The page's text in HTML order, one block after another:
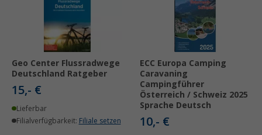
Geo Center Flussradwege
Deutschland Ratgeber
15,- €
Lieferbar
Filialverfügbarkeit: Filiale setzen
ECC Europa Camping
Caravaning
Campingführer
Österreich / Schweiz 2025
Sprache Deutsch
10,- €